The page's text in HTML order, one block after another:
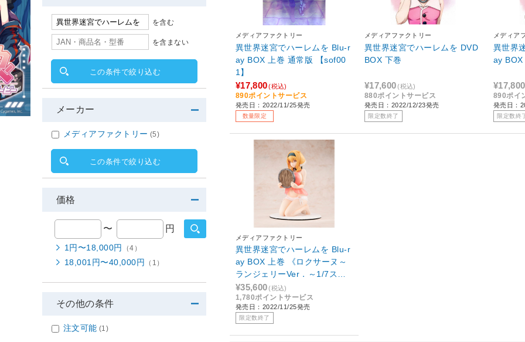
メディアファクトリー
異世界迷宮でハーレムを Blu-r
ay BOX 上巻 通常版 【sof00
1】
¥17,800(税込)
890ポイントサービス
発売日：2022/11/25発売
数量限定
メディアファクトリー
異世界迷宮でハーレムを DVD
BOX 下巻
¥17,600(税込)
880ポイントサービス
発売日：2022/12/23発売
限定数終了
メディア
異世界
ay
¥17,800
890ポイ
発売日：
限定数終
メディアファクトリー
異世界迷宮でハーレムを Blu-r
ay BOX 上巻 《ロクサーヌ～
ランジェリーVer．～1/7スケ
ールフィギュア付き完全数量
限定版》
¥35,600(税込)
1,780ポイントサービス
発売日：2022/11/25発売
限定数終了
を含む
を含まない
この条件で絞り込む
メーカー
メディアファクトリー (5)
この条件で絞り込む
価格
〜 円
1円〜18,000円 （4）
18,001円〜40,000円 （1）
その他の条件
注文可能 (1)